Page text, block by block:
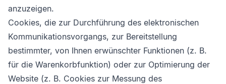
anzuzeigen.
Cookies, die zur Durchführung des elektronischen
Kommunikationsvorgangs, zur Bereitstellung
bestimmter, von Ihnen erwünschter Funktionen (z. B.
für die Warenkorbfunktion) oder zur Optimierung der
Website (z. B. Cookies zur Messung des